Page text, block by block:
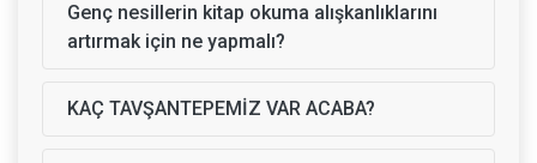
Genç nesillerin kitap okuma alışkanlıklarını
artırmak için ne yapmalı?
KAÇ TAVŞANTEPEMİZ VAR ACABA?